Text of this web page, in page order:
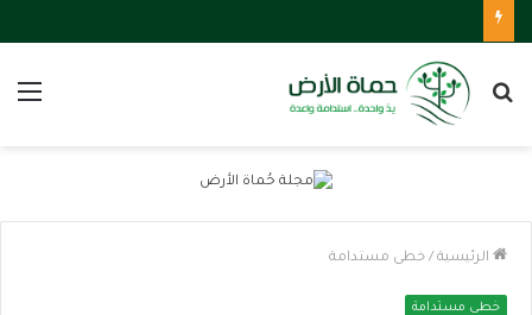
بحث
الرئيسية / خطى مستدامة
خطى مستدامة